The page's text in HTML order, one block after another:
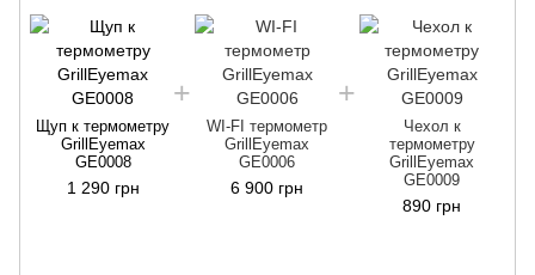
Щуп к термометру
GrillEyemax
GE0008
1 290 грн
WI-FI термометр
GrillEyemax
GE0006
6 900 грн
Чехол к
термометру
GrillEyemax
GE0009
890 грн